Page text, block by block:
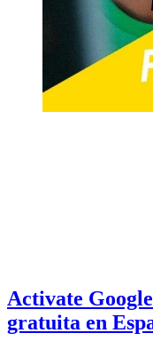
Activate
gratuita en